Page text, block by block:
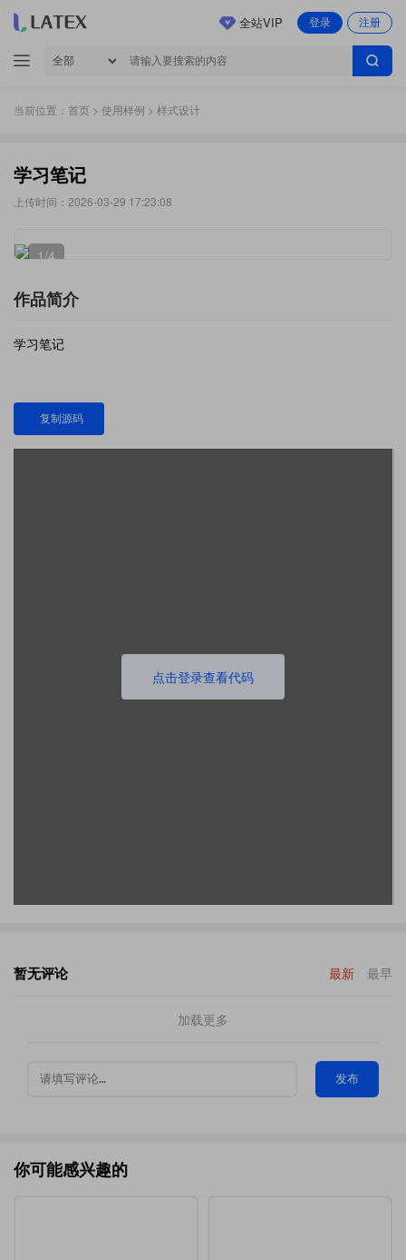
登录 注册
全站VIP
当前位置： 首页 > 使用样例 > 样式设计
学习笔记
上传时间：2026-03-29 17:23:08
1/4
作品简介
学习笔记
复制源码
点击登录查看代码
暂无评论 最新 最早
加载更多
发布
你可能感兴趣的